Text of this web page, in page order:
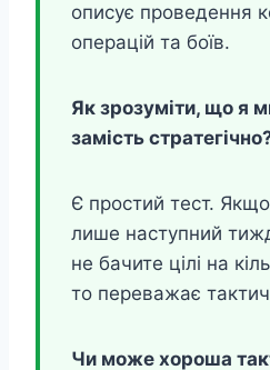
описує проведення
операцій та боїв.
Як зрозуміти, що я
замість
Є простий тест.
лише наступний
не бачите цілі на
то переважає
Чи може хороша